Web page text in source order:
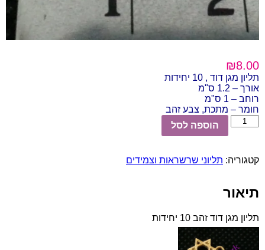
₪8.00
תליון מגן דוד , 10 יחידות
אורך – 1.2 ס"מ
רוחב – 1 ס"מ
חומר – מתכת, צבע זהב
כמות
של
דוד
יחידות
הוספה לסל
קטגוריה: תליוני שרשראות וצמידים
תיאור
תליון מגן דוד זהב 10 יחידות